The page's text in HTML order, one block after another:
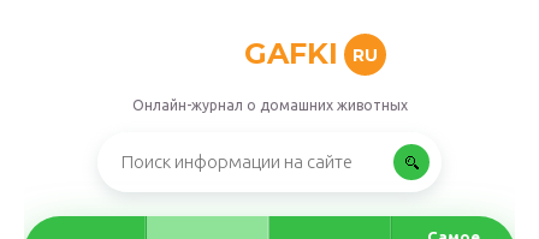
GAFKI RU
Онлайн-журнал о домашних животных